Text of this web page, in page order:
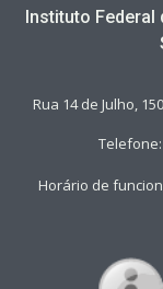
Instituto Federal
Rua 14 de Julho,
Telefone:
Horário de